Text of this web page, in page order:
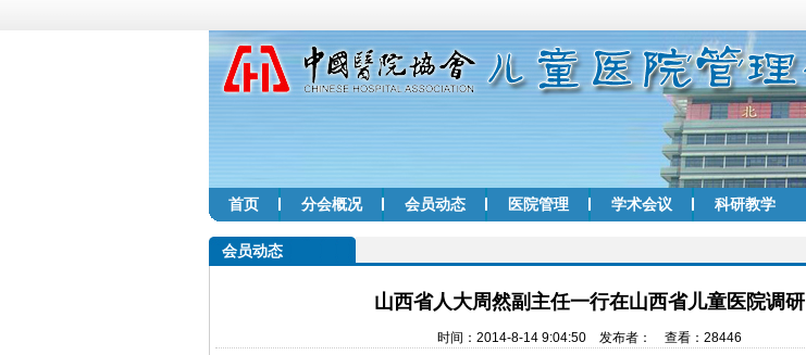
首页 分会概况 会员动态 医院管理 学术会议 科研教学
会员动态
山西省人大周然副主任一行在山西省儿童医院调研
时间：2014-8-14 9:04:50 发布者： 查看：28446